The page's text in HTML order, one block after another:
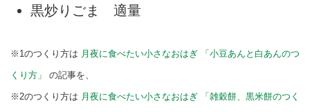
黒炒りごま 適量
※1のつくり方は 月夜に食べたい小さなおはぎ 「小豆あんと白あんのつ
くり方」 の記事を、
※2のつくり方は 月夜に食べたい小さなおはぎ 「雑穀餅、黒米餅のつく